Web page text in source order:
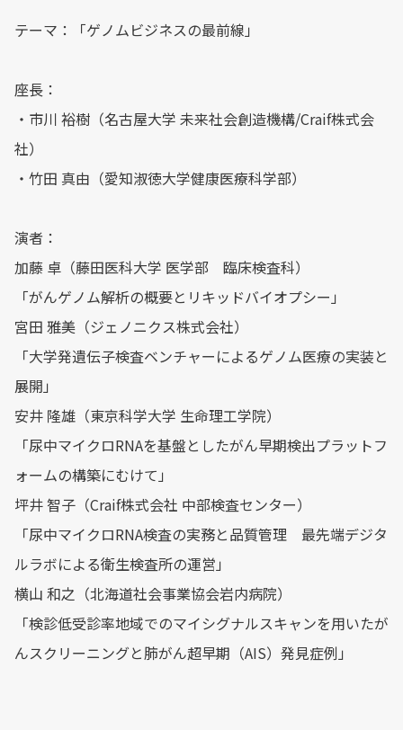
テーマ：「ゲノムビジネスの最前線」
座長：
・市川 裕樹（名古屋大学 未来社会創造機構/Craif株式会
社）
・竹田 真由（愛知淑徳大学健康医療科学部）
演者：
加藤 卓（藤田医科大学 医学部 臨床検査科）
「がんゲノム解析の概要とリキッドバイオプシー」
宮田 雅美（ジェノニクス株式会社）
「大学発遺伝子検査ベンチャーによるゲノム医療の実装と
展開」
安井 隆雄（東京科学大学 生命理工学院）
「尿中マイクロRNAを基盤としたがん早期検出プラットフ
ォームの構築にむけて」
坪井 智子（Craif株式会社 中部検査センター）
「尿中マイクロRNA検査の実務と品質管理 最先端デジタ
ルラボによる衛生検査所の運営」
横山 和之（北海道社会事業協会岩内病院）
「検診低受診率地域でのマイシグナルスキャンを用いたが
んスクリーニングと肺がん超早期（AIS）発見症例」